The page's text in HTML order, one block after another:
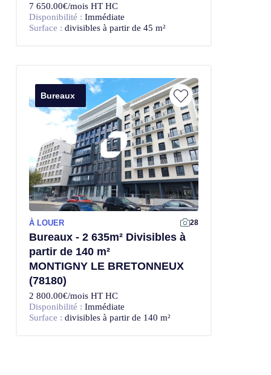
7 650.00€/mois HT HC
Disponibilité : Immédiate
Surface : divisibles à partir de 45 m²
Bureaux
À LOUER 28
Bureaux - 2 635m² Divisibles à
partir de 140 m²
MONTIGNY LE BRETONNEUX
(78180)
2 800.00€/mois HT HC
Disponibilité : Immédiate
Surface : divisibles à partir de 140 m²